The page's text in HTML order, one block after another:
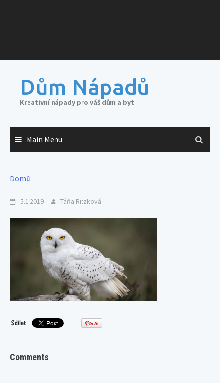
Dům Nápadů
Kreativní nápady pro váš dům a byt
Main Menu
Domů
5.1.2019 Táňa Ritzková
Comments